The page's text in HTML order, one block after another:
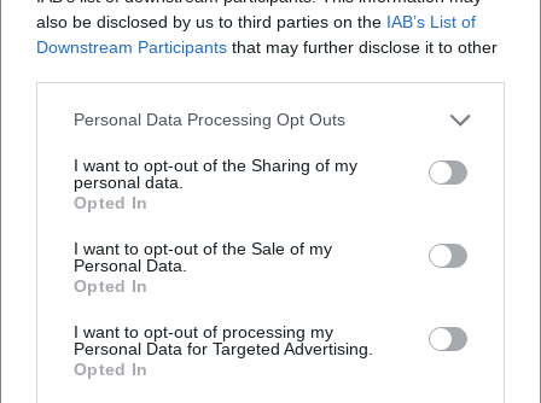
also be disclosed by us to third parties on the IAB’s List of
Downstream Participants that may further disclose it to other
Personal Data Processing Opt Outs
I want to opt-out of the Sharing of my
personal data.
Opted In
I want to opt-out of the Sale of my
Personal Data.
Opted In
I want to opt-out of processing my
Personal Data for Targeted Advertising.
Opted In
lernen die Entstehung von Playlists und die Dramaturgie
von Gesprächsverläufen kennen – und entdecken, wie
Stil und Handschrift: Kuratieren, Arrangieren, Zuhören
Bogdahns Stil speist sich aus Fachwissen und Erfahrung.
Er arbeitet mit Genre-Markern, kennt Produktionsdetails,
hört auf Dynamik, Textur und Kontext. Als Moderator
mischt er Recherche-Tiefe mit improvisationsfähiger
Gesprächsführung. In „Eins zu Eins. Der Talk“ zeigt er, wie
Form, offener Ausgang, musikalische Klammern. Im
Zündfunk wiederum nutzt er das Radio als Resonanzraum,